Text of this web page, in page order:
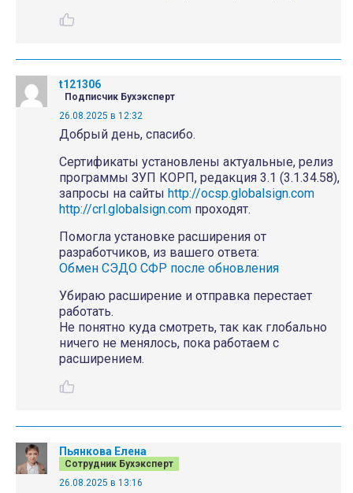
t121306
Подписчик Бухэксперт
26.08.2025 в 12:32
Добрый день, спасибо.
Сертификаты установлены актуальные, релиз
программы ЗУП КОРП, редакция 3.1 (3.1.34.58),
запросы на сайты http://ocsp.globalsign.com
http://crl.globalsign.com проходят.
Помогла установке расширения от
разработчиков, из вашего ответа:
Обмен СЭДО СФР после обновления
Убираю расширение и отправка перестает
работать.
Не понятно куда смотреть, так как глобально
ничего не менялось, пока работаем с
расширением.
Пьянкова Елена
Сотрудник Бухэксперт
26.08.2025 в 13:16